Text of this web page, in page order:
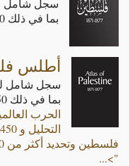
‬بما‭ ‬في‭ ‬ذلك‭ ‬150‭ ‬صفحة‭ ‬من‭ ‬ا
أطلس
سجل شامل
بما في ذلك 150 صفح
فلسطين وتحديد أكثر من 50000 سمة.
">...